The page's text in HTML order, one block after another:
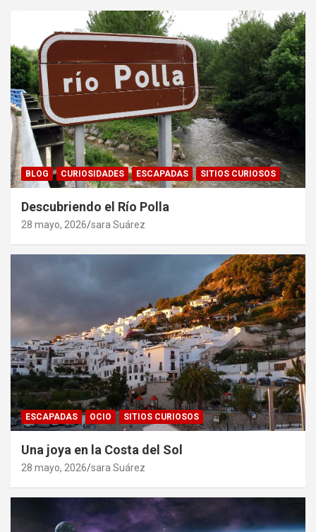
BLOG CURIOSIDADES ESCAPADAS SITIOS CURIOSOS
Descubriendo el Río Polla
28 mayo, 2026 sara Suárez
ESCAPADAS OCIO SITIOS CURIOSOS
Una joya en la Costa del Sol
28 mayo, 2026 sara Suárez